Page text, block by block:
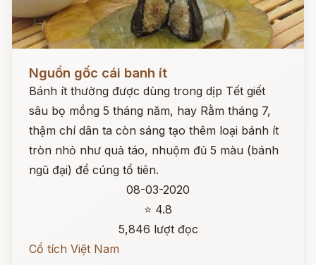
Đọc ngay
Nguồn gốc cái banh ít
Bánh ít thường được dùng trong dịp Tết giết
sâu bọ mồng 5 tháng năm, hay Rằm tháng 7,
thậm chí dân ta còn sáng tạo thêm loại bánh ít
tròn nhỏ như quả táo, nhuộm đủ 5 màu (bánh
ngũ đại) để cúng tổ tiên.
08-03-2020
⭐ 4.8
5,846 lượt đọc
Cổ tích Việt Nam